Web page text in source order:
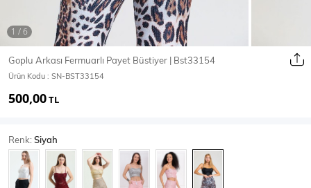
T-Shirt
Goplu Arkası Fermuarlı Payet Büstiyer | Bst33154
Ürün Kodu : SN-BST33154
500,00TL
Renk:Siyah